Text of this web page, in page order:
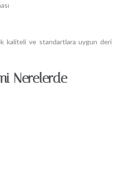
kaliteli ve standartlara uygun deri
Nerelerde